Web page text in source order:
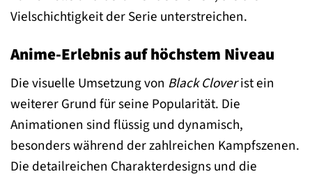
Vielschichtigkeit der Serie unterstreichen.
Anime-Erlebnis auf höchstem Niveau
Die visuelle Umsetzung von Black Cloverist ein
weiterer Grund für seine Popularität. Die
Animationen sind flüssig und dynamisch,
besonders während der zahlreichen Kampfszenen.
Die detailreichen Charakterdesigns und die